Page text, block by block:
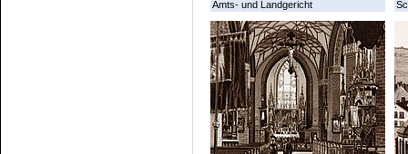
Amts- und Landgericht